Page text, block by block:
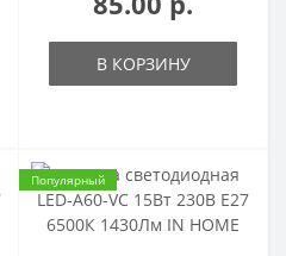
В КОРЗИНУ
Популярный